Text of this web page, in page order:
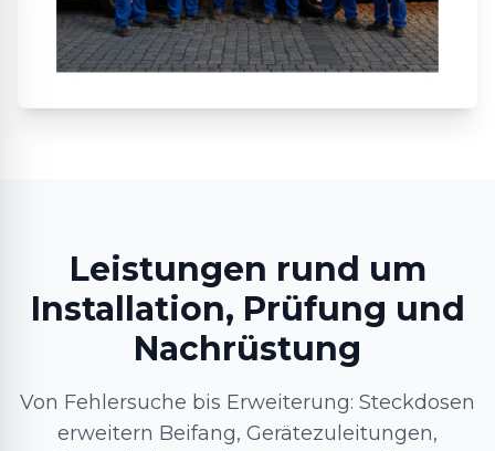
Leistungen rund um
Installation, Prüfung und
Nachrüstung
Von Fehlersuche bis Erweiterung: Steckdosen
erweitern Beifang, Gerätezuleitungen,